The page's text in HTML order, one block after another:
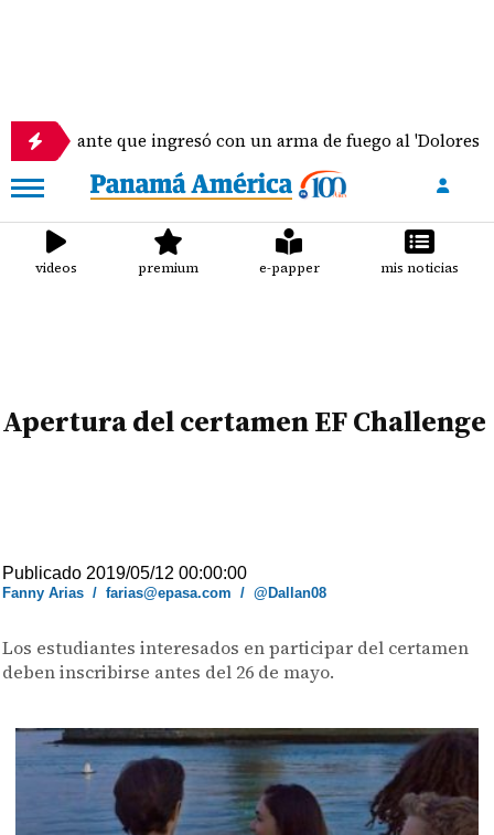
que ingresó con un arma de fuego al 'Dolores Moscote'
videos premium e-papper mis noticias
Apertura del certamen EF Challenge
Publicado 2019/05/12 00:00:00
Fanny Arias /farias@epasa.com /@Dallan08
Los estudiantes interesados en participar del certamen
deben inscribirse antes del 26 de mayo.